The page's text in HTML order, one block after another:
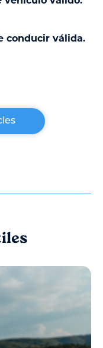
conducir válida.